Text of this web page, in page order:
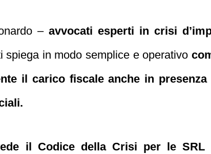
– avvocati esperti in crisi
spiega in modo semplice e operativo
il carico fiscale anche in
il Codice della Crisi per le SRL